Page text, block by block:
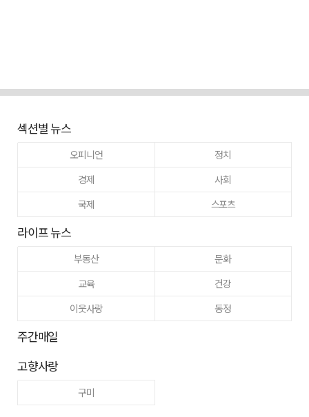
섹션별 뉴스
오피니언
정치
경제
사회
국제
스포츠
라이프 뉴스
부동산
문화
교육
건강
이웃사랑
동정
주간매일
고향사랑
구미